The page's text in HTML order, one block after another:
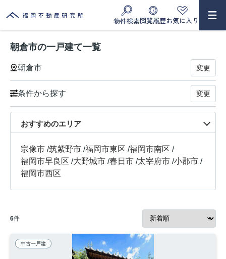
物件検索閲覧履歴お気に入り
朝倉市の一戸建て一覧
朝倉市 変更
条件から探す 変更
おすすめのエリア
宗像市 /筑紫野市 /福岡市東区 /福岡市南区 /
福岡市早良区 /大野城市 /春日市 /太宰府市 /小郡市 /
福岡市西区
6件
中古一戸建